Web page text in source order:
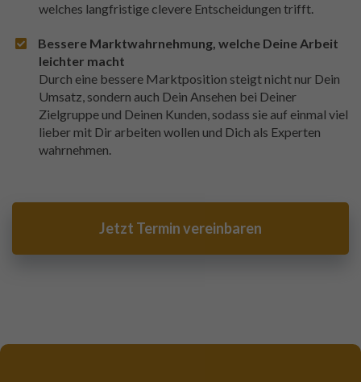
welches langfristige clevere Entscheidungen trifft.
Bessere Marktwahrnehmung, welche Deine Arbeit
leichter macht
Durch eine bessere Marktposition steigt nicht nur Dein
Umsatz, sondern auch Dein Ansehen bei Deiner
Zielgruppe und Deinen Kunden, sodass sie auf einmal viel
lieber mit Dir arbeiten wollen und Dich als Experten
wahrnehmen.
Jetzt Termin vereinbaren